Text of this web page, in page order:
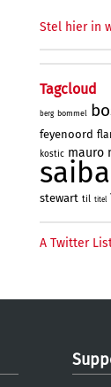
Stel hier in
Tagcloud
berg bommel
feyenoord
kostic mauro
stewart til titel
A Twitter